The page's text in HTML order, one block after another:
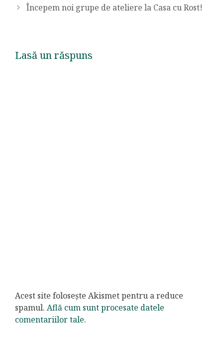
Începem noi grupe de ateliere la Casa cu Rost!
Lasă un răspuns
Acest site folosește Akismet pentru a reduce
spamul. Află cum sunt procesate datele
comentariilor tale.